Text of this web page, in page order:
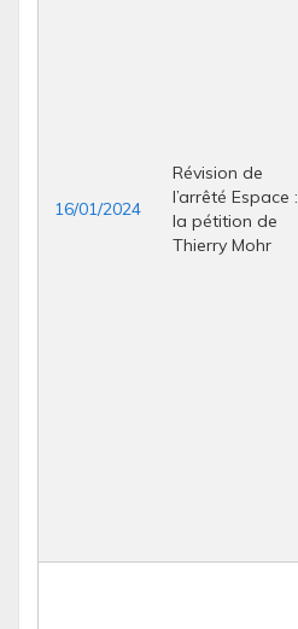
16/01/2024
Révision de
l’arrêté Espace :
la pétition de
Thierry Mohr